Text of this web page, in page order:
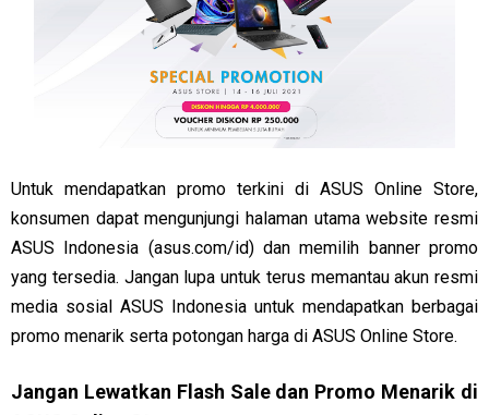
Untuk mendapatkan promo terkini di ASUS Online Store,
konsumen dapat mengunjungi halaman utama website resmi
ASUS Indonesia (asus.com/id) dan memilih banner promo
yang tersedia. Jangan lupa untuk terus memantau akun resmi
media sosial ASUS Indonesia untuk mendapatkan berbagai
promo menarik serta potongan harga di ASUS Online Store.
Jangan Lewatkan Flash Sale dan Promo Menarik di